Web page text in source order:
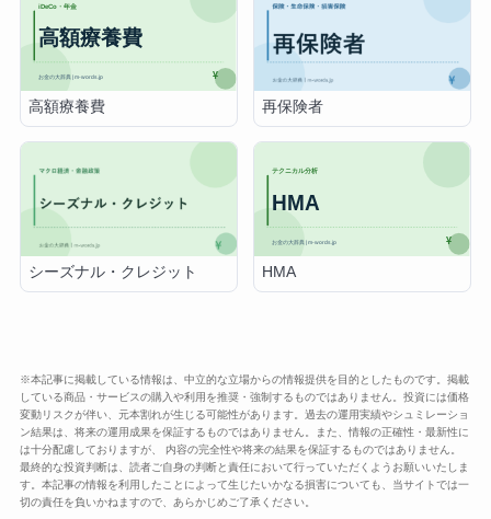
高額療養費 再保険者
シーズナル・クレジット HMA
※本記事に掲載している情報は、中立的な立場からの情報提供を目的としたものです。掲載
している商品・サービスの購入や利用を推奨・強制するものではありません。投資には価格
変動リスクが伴い、元本割れが生じる可能性があります。過去の運用実績やシュミレーショ
ン結果は、将来の運用成果を保証するものではありません。また、情報の正確性・最新性に
は十分配慮しておりますが、 内容の完全性や将来の結果を保証するものではありません。
最終的な投資判断は、読者ご自身の判断と責任において行っていただくようお願いいたしま
す。本記事の情報を利用したことによって生じたいかなる損害についても、当サイトでは一
切の責任を負いかねますので、あらかじめご了承ください。